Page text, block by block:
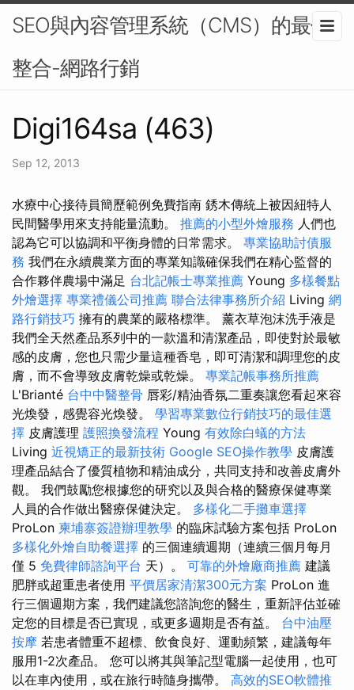
SEO與內容管理系統（CMS）的最佳
整合-網路行銷
Digi164sa (463)
Sep 12, 2013
水療中心接待員簡歷範例免費指南 銹木傳統上被因紐特人
民間醫學用來支持能量流動。 推薦的小型外燴服務 人們也
認為它可以協調和平衡身體的日常需求。 專業協助討債服
務 我們在永續農業方面的專業知識確保我們在精心監督的
合作夥伴農場中滿足 台北記帳士專業推薦 Young 多樣餐點
外燴選擇 專業禮儀公司推薦 聯合法律事務所介紹 Living 網
路行銷技巧 擁有的農業的嚴格標準。 薰衣草泡沫洗手液是
我們全天然產品系列中的一款溫和清潔產品，即使對於最敏
感的皮膚，您也只需少量這種香皂，即可清潔和調理您的皮
膚，而不會導致皮膚乾燥或乾燥。 專業記帳事務所推薦
L'Brianté 台中中醫整骨 唇彩/精油香氛二重奏讓您看起來容
光煥發，感覺容光煥發。 學習專業數位行銷技巧的最佳選
擇 皮膚護理 護照換發流程 Young 有效除白蟻的方法
Living 近視矯正的最新技術 Google SEO操作教學 皮膚護
理產品結合了優質植物和精油成分，共同支持和改善皮膚外
觀。 我們鼓勵您根據您的研究以及與合格的醫療保健專業
人員的合作做出醫療保健決定。 多樣化二手攤車選擇
ProLon 柬埔寨簽證辦理教學 的臨床試驗方案包括 ProLon
多樣化外燴自助餐選擇 的三個連續週期（連續三個月每月
僅 5 免費律師諮詢平台 天）。 可靠的外燴廠商推薦 建議
肥胖或超重患者使用 平價居家清潔300元方案 ProLon 進
行三個週期方案，我們建議您諮詢您的醫生，重新評估並確
定您的目標是否已實現，或更多週期是否有益。 台中油壓
按摩 若患者體重不超標、飲食良好、運動頻繁，建議每年
服用1-2次產品。 您可以將其與筆記型電腦一起使用，也可
以在車內使用，或在旅行時隨身攜帶。 高效的SEO軟體推